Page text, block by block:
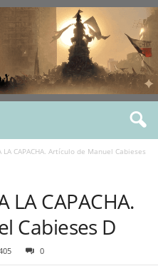
LA CAPACHA. Artículo de Manuel Cabieses
LA CAPACHA.
Cabieses D
0